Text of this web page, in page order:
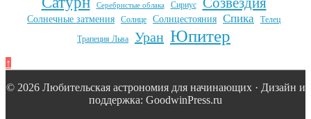
Серебристые облака Сириус
Солнечные затмения Солнце Солнцестояния Спика
Телец
Трапеция Льва
Уран Юпитер
↑
© 2026 Любительская астрономия для начинающих · Дизайн и
поддержка: GoodwinPress.ru